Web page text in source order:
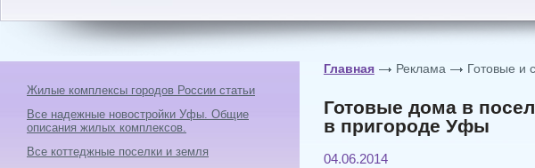
Главная Реклама Готовые и
Готовые дома в
в пригороде Уфы
04.06.2014
Жилые комплексы городов России статьи
Все надежные новостройки Уфы. Общие
описания жилых комплексов.
Все коттеджные поселки и земля